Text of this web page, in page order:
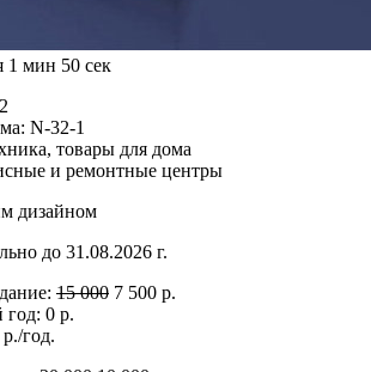
1 мин 50 сек
N-32-1
товары для дома
и ремонтные центры
дизайном
до 31.08.2026 г.
15 000 7 500 р.
0 р.
год.